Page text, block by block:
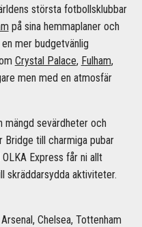
största fotbollsklubbar
på sina hemmaplaner och
mer budgetvänlig
Crystal Palace, Fulham,
men med en atmosfär
sevärdheter och
till charmiga pubar
Express får ni allt
skräddarsydda aktiviteter.
Chelsea, Tottenham